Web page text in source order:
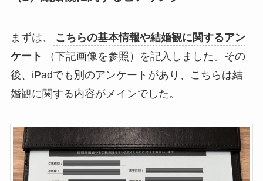
まずは、
こちらの基本情報や結婚観に関するアン
ケート
（下記画像を参照）を記入しました。その
後、iPadでも別のアンケートがあり、こちらは結
婚観に関する内容がメインでした。